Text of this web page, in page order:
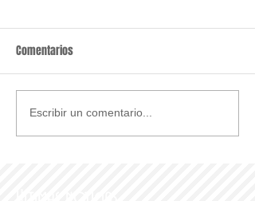
Comentarios
Escribir un comentario...